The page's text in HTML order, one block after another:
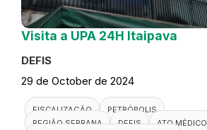
Visita a UPA 24H Itaipava
DEFIS
29 de October de 2024
FISCALIZAÇÃO
PETRÓPOLIS
REGIÃO SERRANA
DEFIS
ATO MÉDICO